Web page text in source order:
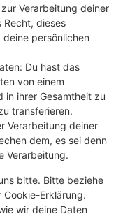
Verarbeitung deiner
Recht, dieses
persönlichen
Du hast das
von einem
in ihrer Gesamtheit zu
transferieren.
Verarbeitung deiner
dem, es sei denn
Verarbeitung.
bitte. Bitte beziehe
Erklärung.
wir deine Daten